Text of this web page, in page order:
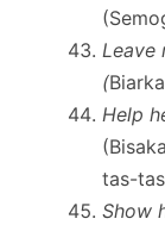
Leave
(
Help
tas-
Show